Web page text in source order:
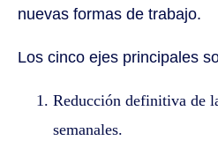
nuevas formas de trabajo.
Los cinco ejes principales
Reducción definitiva de
semanales.